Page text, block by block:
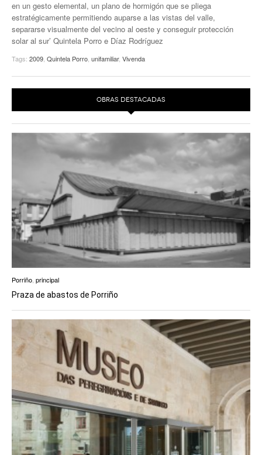
en un gesto elemental, un plano de hormigón que se pliega
estratégicamente permitiendo auparse a las vistas del valle,
separarse visualmente del vecino al oeste y conseguir protección
solar al sur’ Quintela Porro e Díaz Rodríguez
Tags: 2009 Quintela Porro unifamiliar, Vivenda
OBRAS DESTACADAS
Porriño principal
Praza de abastos de Porriño